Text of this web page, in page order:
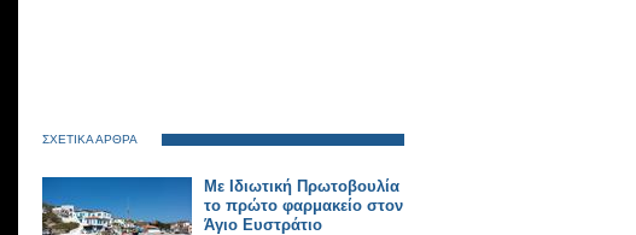
ΣΧΕΤΙΚΑ ΑΡΘΡΑ
Με Ιδιωτική Πρωτοβουλία
το πρώτο φαρμακείο στον
Άγιο Ευστράτιο